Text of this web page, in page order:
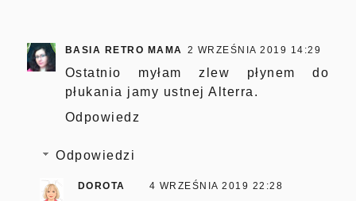
BASIA RETRO MAMA 2 WRZEŚNIA 2019 14:29
Ostatnio myłam zlew płynem do
płukania jamy ustnej Alterra.
Odpowiedz
Odpowiedzi
DOROTA 4 WRZEŚNIA 2019 22:28